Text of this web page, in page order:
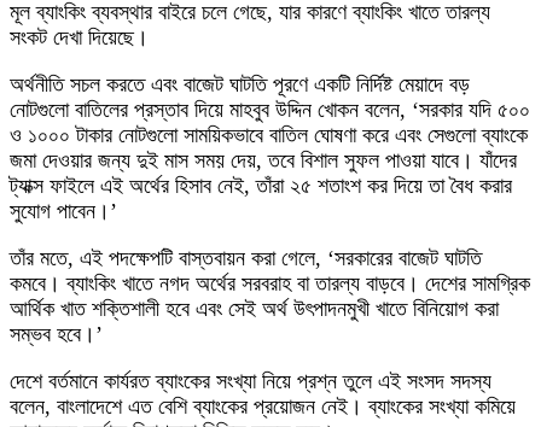
মূল ব্যাংকিং ব্যবস্থার বাইরে চলে গেছে, যার কারণে ব্যাংকিং খাতে তারল্য
সংকট দেখা দিয়েছে।
অর্থনীতি সচল করতে এবং বাজেট ঘাটতি পূরণে একটি নির্দিষ্ট মেয়াদে বড়
নোটগুলো বাতিলের প্রস্তাব দিয়ে মাহবুব উদ্দিন খোকন বলেন, ‘সরকার যদি ৫০০
ও ১০০০ টাকার নোটগুলো সাময়িকভাবে বাতিল ঘোষণা করে এবং সেগুলো ব্যাংকে
জমা দেওয়ার জন্য দুই মাস সময় দেয়, তবে বিশাল সুফল পাওয়া যাবে। যাঁদের
ট্যাক্স ফাইলে এই অর্থের হিসাব নেই, তাঁরা ২৫ শতাংশ কর দিয়ে তা বৈধ করার
সুযোগ পাবেন।’
তাঁর মতে, এই পদক্ষেপটি বাস্তবায়ন করা গেলে, ‘সরকারের বাজেট ঘাটতি
কমবে। ব্যাংকিং খাতে নগদ অর্থের সরবরাহ বা তারল্য বাড়বে। দেশের সামগ্রিক
আর্থিক খাত শক্তিশালী হবে এবং সেই অর্থ উৎপাদনমুখী খাতে বিনিয়োগ করা
সম্ভব হবে।’
দেশে বর্তমানে কার্যরত ব্যাংকের সংখ্যা নিয়ে প্রশ্ন তুলে এই সংসদ সদস্য
বলেন, বাংলাদেশে এত বেশি ব্যাংকের প্রয়োজন নেই। ব্যাংকের সংখ্যা কমিয়ে